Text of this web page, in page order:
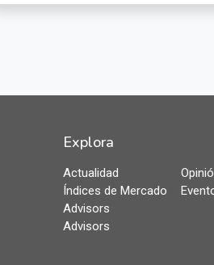
Explora
Actualidad
Índices de Mercado
Advisors
Advisors